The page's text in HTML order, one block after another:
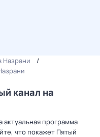
Назрани
канал на
программа
что покажет Пятый